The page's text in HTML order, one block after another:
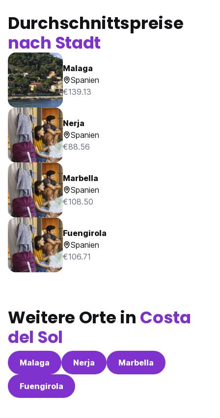
Durchschnittspreise
nach Stadt
Malaga
Spanien
€139.13
Nerja
Spanien
€88.56
Marbella
Spanien
€108.50
Fuengirola
Spanien
€106.71
Weitere Orte in Costa
del Sol
Malaga Nerja Marbella
Fuengirola